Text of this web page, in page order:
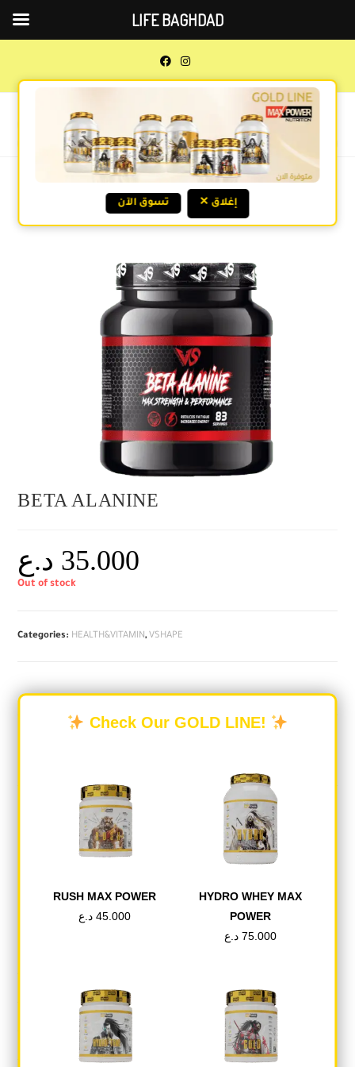
0 MENU
Previous Product Next Product
BETA ALANINE
35.000 د.ع
Out of stock
Categories: HEALTH&VITAMIN, VSHAPE
Description
بيتا ألانين هو مكمل غذائي على شكل مسحوق
مخصص للرياضيين المحترفين والهواة. بيتا ألانين
لديها خصائص مضادة للأكسدة وتعزيز المناعة
ومكافحة الشيخوخة
250g – 83 servings
ACTIVE INGREDIENTS: 1 serving (1 scoop) 3g
BETA ALANINE:
Check Our GOLD LINE!
RUSH MAX POWER
45.000 د.ع
HYDRO WHEY MAX
POWER
75.000 د.ع
تسوق الآن ✕ إغلاق
LIFE BAGHDAD